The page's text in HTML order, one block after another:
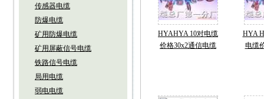
传感器电缆
防爆电缆
矿用防爆电缆
矿用屏蔽信号电缆
铁路信号电缆
局用电缆
弱电电缆
HYAHYA 10对电缆
价格30x2通信电缆
HYA
电缆